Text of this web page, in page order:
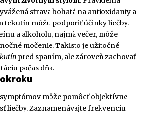
strava bohatá na antioxidanty a
tekutín môžu podporiť účinky liečby.
a alkoholu, najmä večer, môže
močenie. Takisto je užitočné
pred spaním, ale zároveň zachovať
počas dňa.
môže pomôcť objektívne
liečby. Zaznamenávajte frekvenciu